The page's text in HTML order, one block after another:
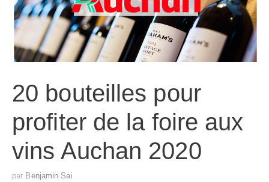
20 bouteilles pour
profiter de la foire aux
vins Auchan 2020
par Benjamin Sai